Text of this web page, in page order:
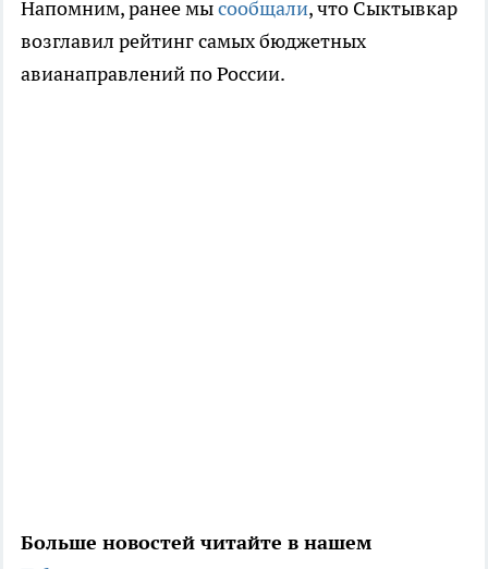
Напомним, ранее мысообщали, что Сыктывкар
возглавил рейтинг самых бюджетных
авианаправлений по России.
Больше новостей читайте в нашем